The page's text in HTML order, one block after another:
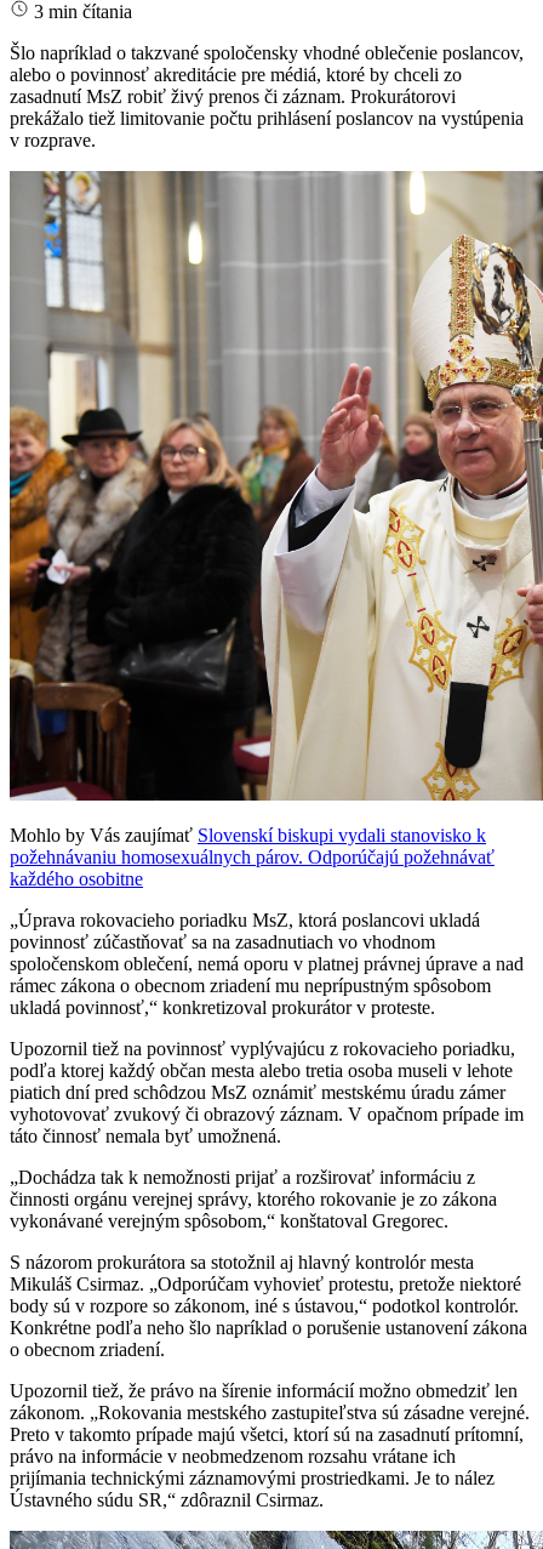
3 min čítania
Šlo napríklad o takzvané spoločensky vhodné oblečenie poslancov,
alebo o povinnosť akreditácie pre médiá, ktoré by chceli zo
zasadnutí MsZ robiť živý prenos či záznam. Prokurátorovi
prekážalo tiež limitovanie počtu prihlásení poslancov na vystúpenia
v rozprave.
Mohlo by Vás zaujímať Slovenskí biskupi vydali stanovisko k
požehnávaniu homosexuálnych párov. Odporúčajú požehnávať
každého osobitne
„Úprava rokovacieho poriadku MsZ, ktorá poslancovi ukladá
povinnosť zúčastňovať sa na zasadnutiach vo vhodnom
spoločenskom oblečení, nemá oporu v platnej právnej úprave a nad
rámec zákona o obecnom zriadení mu neprípustným spôsobom
ukladá povinnosť,“ konkretizoval prokurátor v proteste.
Upozornil tiež na povinnosť vyplývajúcu z rokovacieho poriadku,
podľa ktorej každý občan mesta alebo tretia osoba museli v lehote
piatich dní pred schôdzou MsZ oznámiť mestskému úradu zámer
vyhotovovať zvukový či obrazový záznam. V opačnom prípade im
táto činnosť nemala byť umožnená.
„Dochádza tak k nemožnosti prijať a rozširovať informáciu z
činnosti orgánu verejnej správy, ktorého rokovanie je zo zákona
vykonávané verejným spôsobom,“ konštatoval Gregorec.
S názorom prokurátora sa stotožnil aj hlavný kontrolór mesta
Mikuláš Csirmaz. „Odporúčam vyhovieť protestu, pretože niektoré
body sú v rozpore so zákonom, iné s ústavou,“ podotkol kontrolór.
Konkrétne podľa neho šlo napríklad o porušenie ustanovení zákona
o obecnom zriadení.
Upozornil tiež, že právo na šírenie informácií možno obmedziť len
zákonom. „Rokovania mestského zastupiteľstva sú zásadne verejné.
Preto v takomto prípade majú všetci, ktorí sú na zasadnutí prítomní,
právo na informácie v neobmedzenom rozsahu vrátane ich
prijímania technickými záznamovými prostriedkami. Je to nález
Ústavného súdu SR,“ zdôraznil Csirmaz.